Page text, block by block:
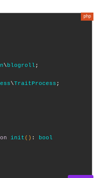
\ blogroll ;
\TraitProcess ;
init () :
bool